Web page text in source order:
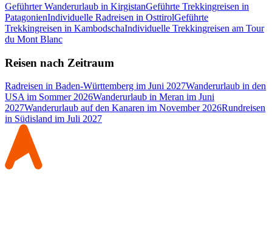
Geführter Wanderurlaub in KirgistanGeführte Trekkingreisen in
PatagonienIndividuelle Radreisen in OsttirolGeführte
Trekkingreisen in KambodschaIndividuelle Trekkingreisen am Tour
du Mont Blanc
Reisen nach Zeitraum
Radreisen in Baden-Württemberg im Juni 2027Wanderurlaub in den
USA im Sommer 2026Wanderurlaub in Meran im Juni
2027Wanderurlaub auf den Kanaren im November 2026Rundreisen
in Südisland im Juli 2027